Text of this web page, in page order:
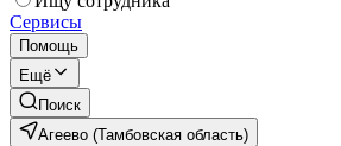
Сервисы
Помощь
Ещё
Поиск
Агеево (Тамбовская область)